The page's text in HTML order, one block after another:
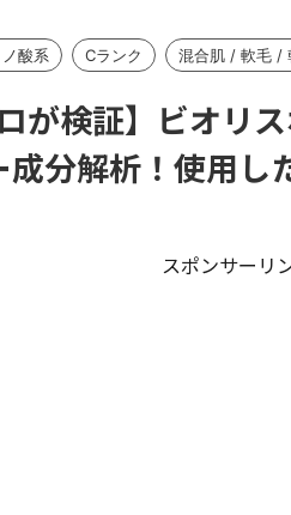
が検証】ビオリ
成分解析！使用し
スポンサーリ